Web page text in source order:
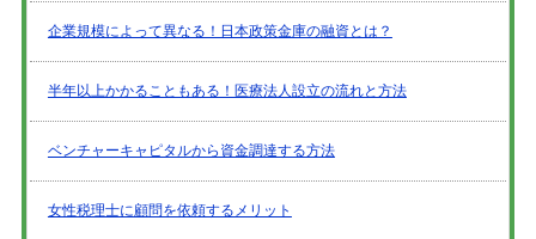
企業規模によって異なる！日本政策金庫の融資とは？
半年以上かかることもある！医療法人設立の流れと方法
ベンチャーキャピタルから資金調達する方法
女性税理士に顧問を依頼するメリット